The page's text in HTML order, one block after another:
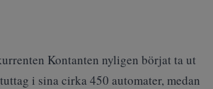
Kontanten nyligen börjat ta ut
i sina cirka 450 automater, medan